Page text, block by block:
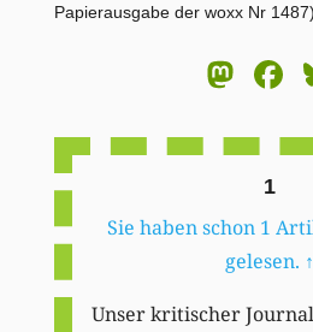
Papierausgabe der woxx Nr
1
Sie haben schon 1
gelesen. ↑
Unser kritischer